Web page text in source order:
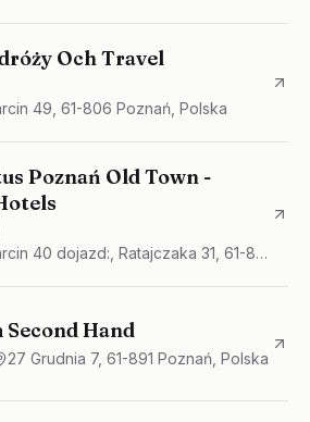
Och Travel
49, 61-806 Poznań, Polska
Poznań Old Town -
Święty Marcin 40 dojazd:, Ratajczaka 31, 61-807 Poznań, Polska
Hand
27 Grudnia 7, 61-891 Poznań, Polska